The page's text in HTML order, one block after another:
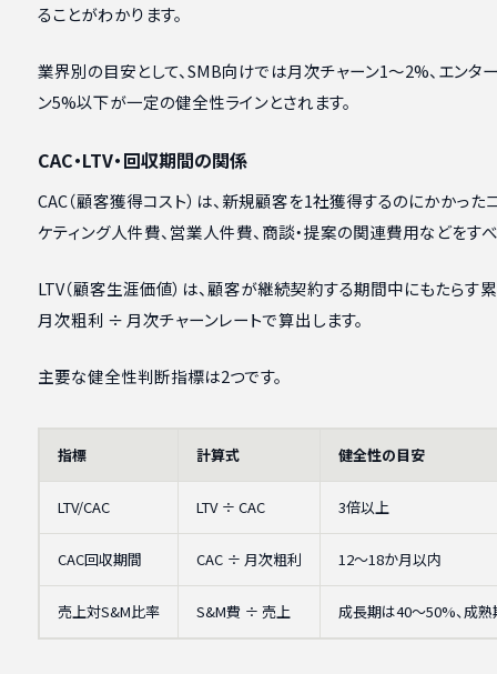
ることがわかります。
業界別の目安として、SMB向けでは月次チャーン1〜2%、エンタ
ン5%以下が一定の健全性ラインとされます。
CAC・LTV・回収期間の関係
CAC（顧客獲得コスト）は、新規顧客を1社獲得するのにかかった
ケティング人件費、営業人件費、商談・提案の関連費用などをす
LTV（顧客生涯価値）は、顧客が継続契約する期間中にもたらす
月次粗利 ÷ 月次チャーンレートで算出します。
主要な健全性判断指標は2つです。
指標 計算式 健全性の目安
LTV/CAC LTV ÷ CAC 3倍以上
CAC回収期間 CAC ÷ 月次粗利 12〜18か月以内
売上対S&M比率 S&M費 ÷ 売上 成長期は40〜50%、成